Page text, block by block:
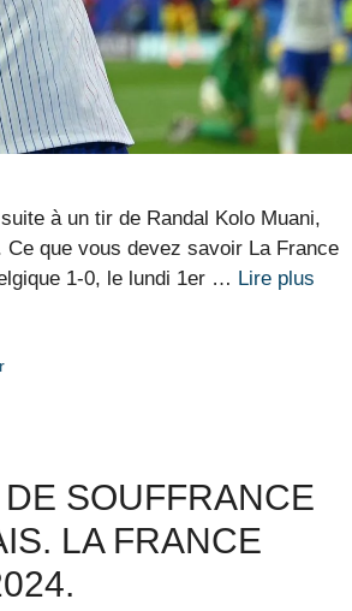
à un tir de Randal Kolo Muani,
que vous devez savoir La France
1-0, le lundi 1er … Lire plus
SOUFFRANCE
LA FRANCE